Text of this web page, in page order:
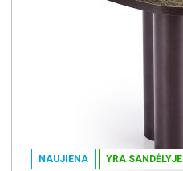
NAUJIENA YRA SANDĖLYJE